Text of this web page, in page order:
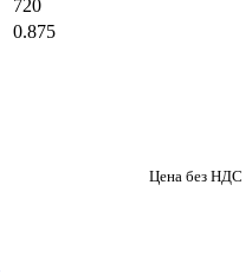
720
0.875
Цена без НДС